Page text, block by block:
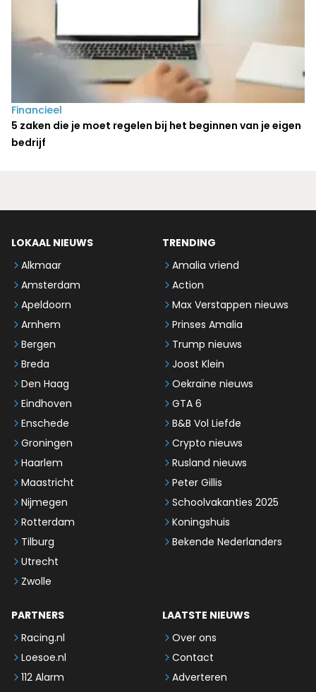
Financieel
5 zaken die je moet regelen bij het beginnen van je eigen
bedrijf
LOKAAL NIEUWS
Alkmaar
Amsterdam
Apeldoorn
Arnhem
Bergen
Breda
Den Haag
Eindhoven
Enschede
Groningen
Haarlem
Maastricht
Nijmegen
Rotterdam
Tilburg
Utrecht
Zwolle
TRENDING
Amalia vriend
Action
Max Verstappen nieuws
Prinses Amalia
Trump nieuws
Joost Klein
Oekraïne nieuws
GTA 6
B&B Vol Liefde
Crypto nieuws
Rusland nieuws
Peter Gillis
Schoolvakanties 2025
Koningshuis
Bekende Nederlanders
PARTNERS
Racing.nl
Loesoe.nl
112 Alarm
LAATSTE NIEUWS
Over ons
Contact
Adverteren